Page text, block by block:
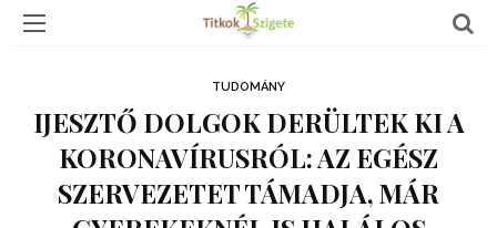
TUDOMÁNY
IJESZTŐ DOLGOK DERÜLTEK KI A
KORONAVÍRUSRÓL: AZ EGÉSZ
SZERVEZETET TÁMADJA, MÁR